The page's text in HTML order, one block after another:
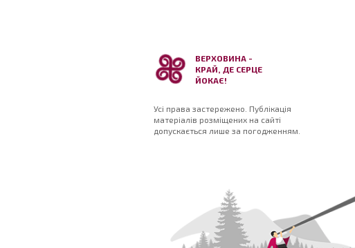
ВЕРХОВИНА -
КРАЙ, ДЕ СЕРЦЕ
ЙОКАЄ!
Усі права застережено. Публікація
матеріалів розміщених на сайті
допускається лише за погодженням.